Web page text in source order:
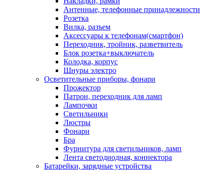
Антенные, телефонные принадлежности
Розетка
Вилка, разъем
Аксессуары к телефонам(смартфон)
Переходник, тройник, разветвитель
Блок розетка+выключатель
Колодка, корпус
Шнуры электро
Осветительные приборы, фонари
Прожектор
Патрон, переходник для ламп
Лампочки
Светильники
Люстры
Фонари
Бра
Фурнитура для светильников, ламп
Лента светодиодная, коннектора
Батарейки, зарядные устройства